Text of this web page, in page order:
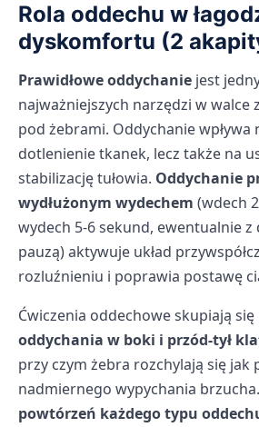
Rola oddechu w
dyskomfortu (2
Prawidłowe oddychanie jest
najważniejszych narzędzi w walce
pod żebrami. Oddychanie wpływa
dotlenienie tkanek, lecz także na
stabilizację tułowia. Oddychanie
wydłużonym wydechem (wdech
wydech 5-6 sekund, ewentualnie
pauzą) aktywuje układ
rozluźnieniu i poprawia postawę
Ćwiczenia oddechowe skupiają się
oddychania w boki i przód-tył
przy czym żebra rozchylają się jak
nadmiernego wypychania
powtórzeń każdego typu